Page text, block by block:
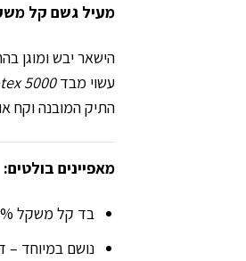
מעיל גשם קל
הישאר יבש ומוגן
עשוי מבד5000
התיק המובנה וקח
מאפיינים בולטים:
בד קל משקל –
נושם במיוחד –